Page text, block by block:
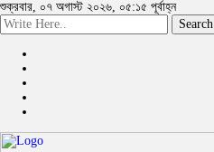
শুক্রবার, ০৭ অগাস্ট ২০২৬, ০৫:১৫ পূর্বাহ্ন
Search